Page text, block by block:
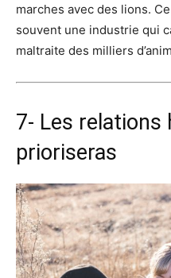
marches avec des lions.
souvent une industrie qui
maltraite des milliers
7- Les relations
prioriseras